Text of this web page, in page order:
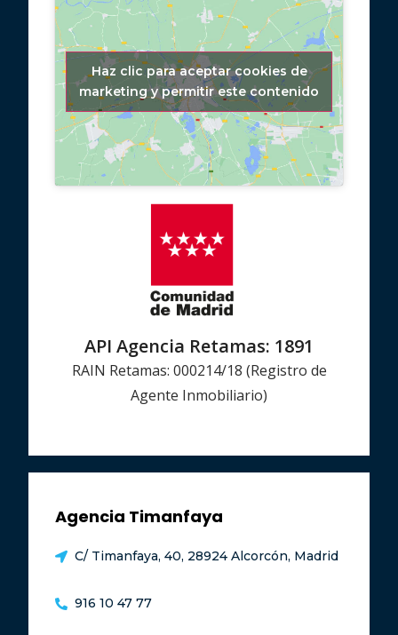
Haz clic para aceptar cookies de
marketing y permitir este contenido
API Agencia Retamas: 1891
RAIN Retamas: 000214/18 (Registro de
Agente Inmobiliario)
Agencia Timanfaya
C/ Timanfaya, 40, 28924 Alcorcón, Madrid
916 10 47 77